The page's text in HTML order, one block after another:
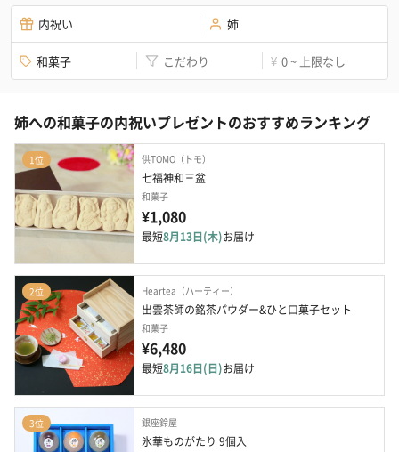
内祝い 姉
和菓子 こだわり ¥ 0 ~ 上限なし
姉への和菓子の内祝いプレゼントのおすすめランキング
1位 供TOMO（トモ）
七福神和三盆
和菓子
¥1,080
最短8月13日(木)お届け
2位 Heartea（ハーティー）
出雲茶師の銘茶パウダー&ひと口菓子セット
和菓子
¥6,480
最短8月16日(日)お届け
3位 銀座鈴屋
氷華ものがたり 9個入